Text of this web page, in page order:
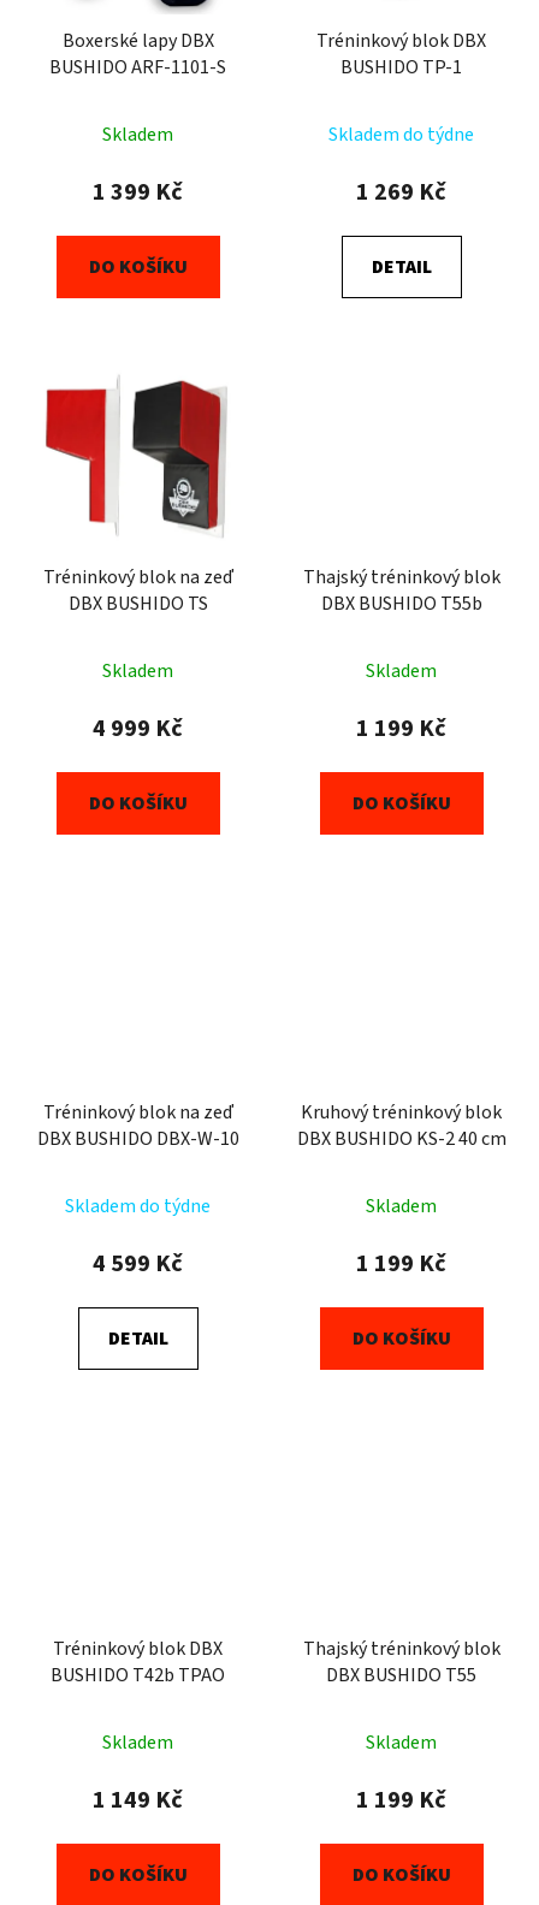
Boxerské lapy DBX
BUSHIDO ARF-1101-S
Skladem
1 399 Kč
DO KOŠÍKU
Tréninkový blok DBX
BUSHIDO TP-1
Skladem do týdne
1 269 Kč
DETAIL
Tréninkový blok na zeď
DBX BUSHIDO TS
Skladem
4 999 Kč
DO KOŠÍKU
Thajský tréninkový blok
DBX BUSHIDO T55b
Skladem
1 199 Kč
DO KOŠÍKU
Tréninkový blok na zeď
DBX BUSHIDO DBX-W-10
Skladem do týdne
4 599 Kč
DETAIL
Kruhový tréninkový blok
DBX BUSHIDO KS-2 40 cm
Skladem
1 199 Kč
DO KOŠÍKU
Tréninkový blok DBX
BUSHIDO T42b TPAO
Skladem
1 149 Kč
DO KOŠÍKU
Thajský tréninkový blok
DBX BUSHIDO T55
Skladem
1 199 Kč
DO KOŠÍKU